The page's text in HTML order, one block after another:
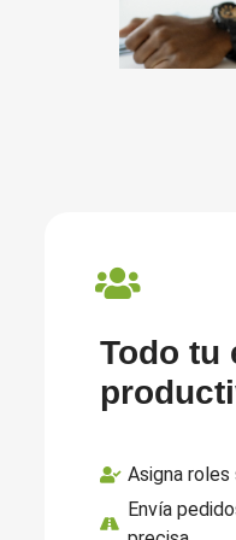
Todo tu
Asigna
Envía